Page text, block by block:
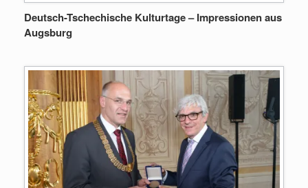
Deutsch-Tschechische Kulturtage – Impressionen aus
Augsburg